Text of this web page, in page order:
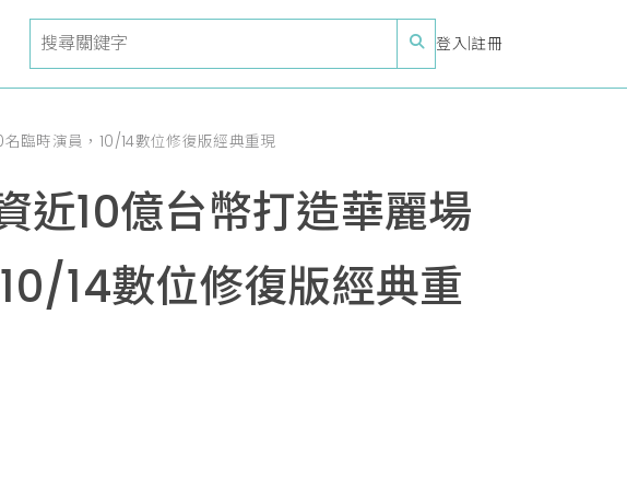
登入 註冊
臨時演員，10/14數位修復版經典重現
近10億台幣打造華麗場
14數位修復版經典重